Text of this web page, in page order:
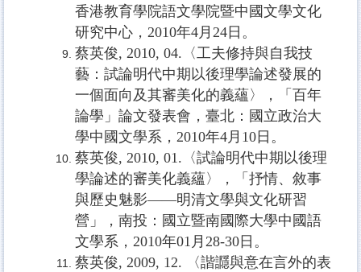
香港教育學院語文學院暨中國文學文化
研究中心， 2010年4月 24 日。
蔡英俊, 2010, 04. 〈工夫修持與自我技
藝：試論明代中期以後理學論述發展的
一個面向及其審美化的義蘊〉，「百年
論學」論文發表會，臺北：國立政治大
學中國文學系， 2010年4月 10 日。
蔡英俊, 2010, 01. 〈試論明代中期以後理
學論述的審美化義蘊〉，「抒情、敘事
與歷史魅影——明清文學與文化研習
營」，南投：國立暨南國際大學中國語
文學系， 2010年01 月 28-30 日。
蔡英俊, 2009, 12.
〈諧讔與意在言外的表